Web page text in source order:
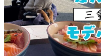
ツ
へ
移
動